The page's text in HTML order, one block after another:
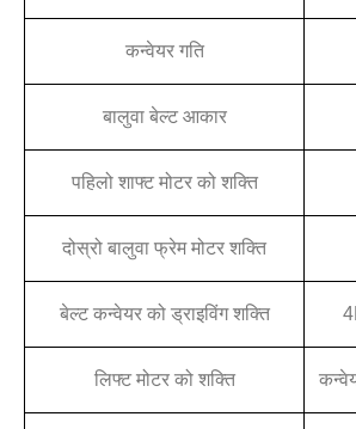
कन्वेयर गति
बालुवा बेल्ट आकार
पहिलो शाफ्ट मोटर को शक्ति
दोस्रो बालुवा फ्रेम मोटर शक्ति
बेल्ट कन्वेयर को ड्राइविंग शक्ति
लिफ्ट मोटर को शक्ति